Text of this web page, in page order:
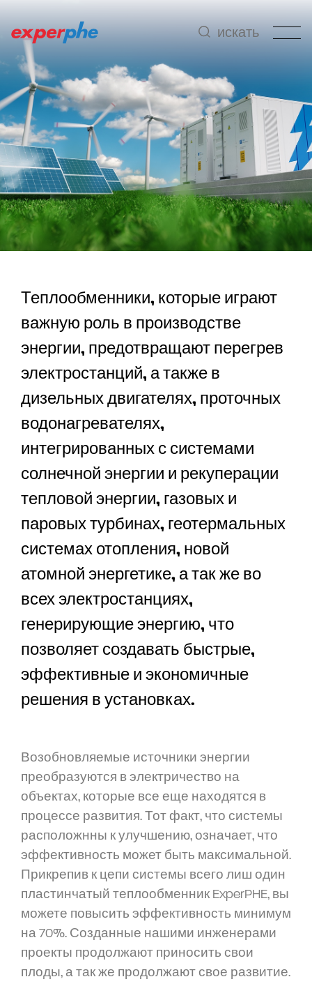
искать
Теплообменники, которые играют
важную роль в производстве
энергии, предотвращают перегрев
электростанций, а также в
дизельных двигателях, проточных
водонагревателях,
интегрированных с системами
солнечной энергии и рекуперации
тепловой энергии, газовых и
паровых турбинах, геотермальных
системах отопления, новой
атомной энергетике, а так же во
всех электростанциях,
генерирующие энергию, что
позволяет создавать быстрые,
эффективные и экономичные
решения в установках.
Возобновляемые источники энергии
преобразуются в электричество на
объектах, которые все еще находятся в
процессе развития. Тот факт, что системы
расположнны к улучшению, означает, что
эффективность может быть максимальной.
Прикрепив к цепи системы всего лиш один
пластинчатый теплообменник ExperPHE, вы
можете повысить эффективность минимум
на 70%. Созданные нашими инженерами
проекты продолжают приносить свои
плоды, а так же продолжают свое развитие.